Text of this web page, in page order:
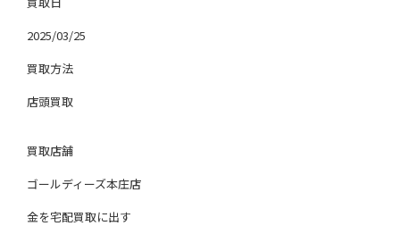
2025/03/25
買取方法
店頭買取
買取店舗
ゴールディーズ本庄店
金を宅配買取に出す